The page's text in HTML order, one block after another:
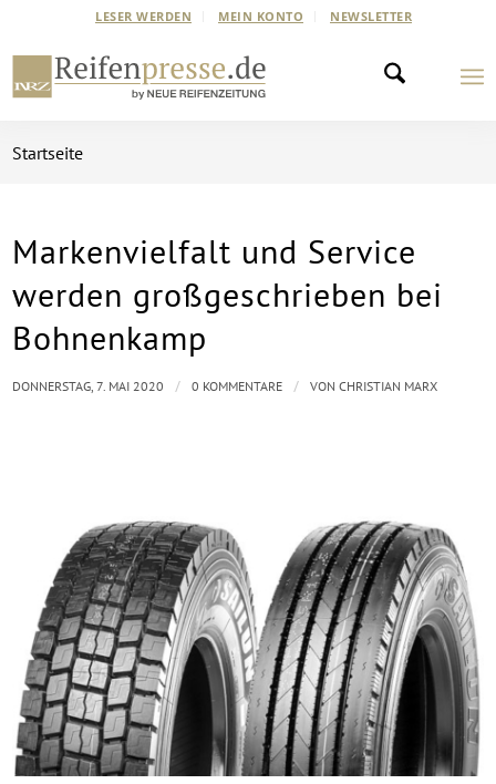
LESER WERDEN MEIN KONTO NEWSLETTER
Startseite
Markenvielfalt und Service
werden großgeschrieben bei
Bohnenkamp
DONNERSTAG, 7. MAI 2020 / 0 KOMMENTARE / VONCHRISTIAN MARX